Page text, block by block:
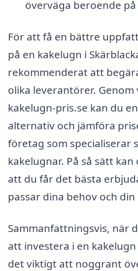
överväga beroende
För att få en bättre
på en kakelugn i
rekommenderat att
olika leverantörer. Genom
kakelugn-pris.se kan du
alternativ och jämföra
företag som specialiserar
kakelugnar. På så sätt kan
att du får det bästa
passar dina behov och
Sammanfattningsvis, när
att investera i en
det viktigt att noggrant